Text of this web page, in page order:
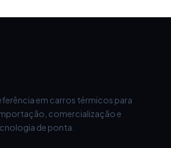
em carros térmicos para
comercialização e
de ponta.